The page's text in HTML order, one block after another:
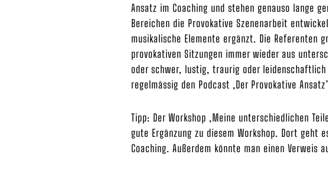
Ansatz im Coaching und stehen genauso lange
Bereichen die Provokative Szenenarbeit
musikalische Elemente ergänzt. Die Referenten
provokativen Sitzungen immer wieder aus
oder schwer, lustig, traurig oder
regelmässig den Podcast ‚Der Provokative
Tipp: Der Workshop ‚Meine unterschiedlichen
gute Ergänzung zu diesem Workshop. Dort geht
Coaching. Außerdem könnte man einen Verweis